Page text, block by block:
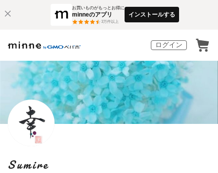
お買いものがもっとお得に
minneのアプリ
3万件以上
インストールする
ログイン
Sumire